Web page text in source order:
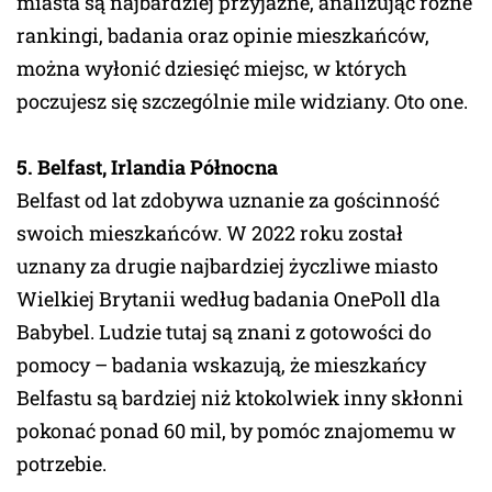
rankingi, badania oraz opinie mieszkańców,
można wyłonić dziesięć miejsc, w których
poczujesz się szczególnie mile widziany. Oto one.
5. Belfast, Irlandia Północna
Belfast od lat zdobywa uznanie za gościnność
swoich mieszkańców. W 2022 roku został
uznany za drugie najbardziej życzliwe miasto
Wielkiej Brytanii według badania OnePoll dla
Babybel. Ludzie tutaj są znani z gotowości do
pomocy – badania wskazują, że mieszkańcy
Belfastu są bardziej niż ktokolwiek inny skłonni
pokonać ponad 60 mil, by pomóc znajomemu w
potrzebie.